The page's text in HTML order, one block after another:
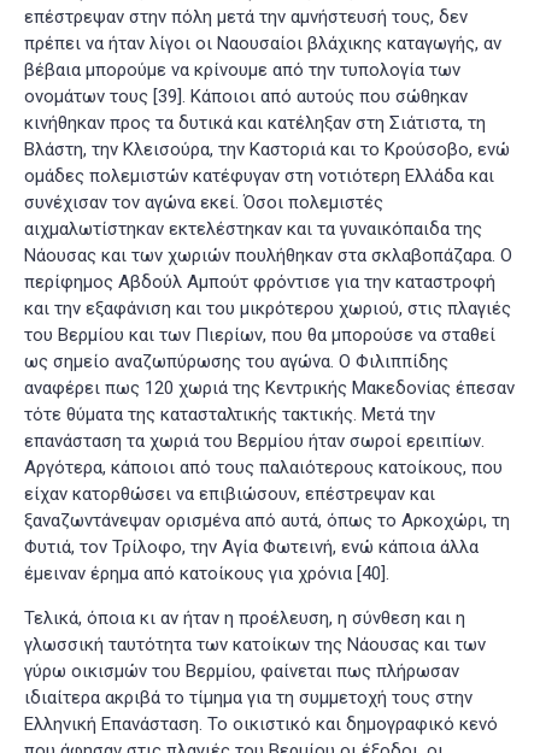
επέστρεψαν στην πόλη μετά την αμνήστευσή τους, δεν
πρέπει να ήταν λίγοι οι Ναουσαίοι βλάχικης καταγωγής, αν
βέβαια μπορούμε να κρίνουμε από την τυπολογία των
ονομάτων τους [39]. Κάποιοι από αυτούς που σώθηκαν
κινήθηκαν προς τα δυτικά και κατέληξαν στη Σιάτιστα, τη
Βλάστη, την Κλεισούρα, την Καστοριά και το Κρούσοβο, ενώ
ομάδες πολεμιστών κατέφυγαν στη νοτιότερη Ελλάδα και
συνέχισαν τον αγώνα εκεί. Όσοι πολεμιστές
αιχμαλωτίστηκαν εκτελέστηκαν και τα γυναικόπαιδα της
Νάουσας και των χωριών πουλήθηκαν στα σκλαβοπάζαρα. Ο
περίφημος Αβδούλ Αμπούτ φρόντισε για την καταστροφή
και την εξαφάνιση και του μικρότερου χωριού, στις πλαγιές
του Βερμίου και των Πιερίων, που θα μπορούσε να σταθεί
ως σημείο αναζωπύρωσης του αγώνα. Ο Φιλιππίδης
αναφέρει πως 120 χωριά της Κεντρικής Μακεδονίας έπεσαν
τότε θύματα της κατασταλτικής τακτικής. Μετά την
επανάσταση τα χωριά του Βερμίου ήταν σωροί ερειπίων.
Αργότερα, κάποιοι από τους παλαιότερους κατοίκους, που
είχαν κατορθώσει να επιβιώσουν, επέστρεψαν και
ξαναζωντάνεψαν ορισμένα από αυτά, όπως το Αρκοχώρι, τη
Φυτιά, τον Τρίλοφο, την Αγία Φωτεινή, ενώ κάποια άλλα
έμειναν έρημα από κατοίκους για χρόνια [40].
Τελικά, όποια κι αν ήταν η προέλευση, η σύνθεση και η
γλωσσική ταυτότητα των κατοίκων της Νάουσας και των
γύρω οικισμών του Βερμίου, φαίνεται πως πλήρωσαν
ιδιαίτερα ακριβά το τίμημα για τη συμμετοχή τους στην
Ελληνική Επανάσταση. Το οικιστικό και δημογραφικό κενό